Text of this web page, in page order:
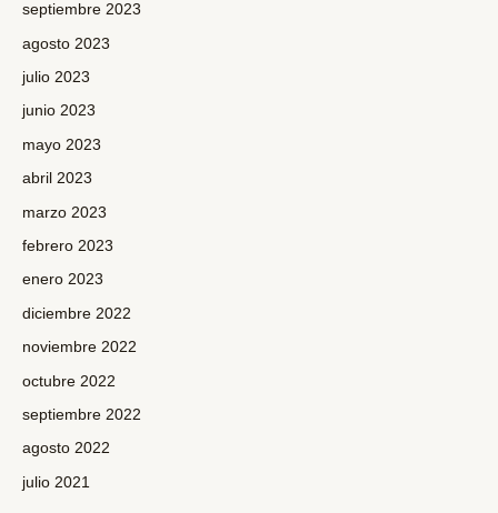
septiembre 2023
agosto 2023
julio 2023
junio 2023
mayo 2023
abril 2023
marzo 2023
febrero 2023
enero 2023
diciembre 2022
noviembre 2022
octubre 2022
septiembre 2022
agosto 2022
julio 2021